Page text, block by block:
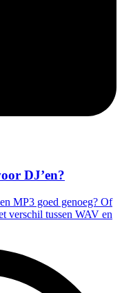
DJ’en?
MP3 goed genoeg? Of
verschil tussen WAV en